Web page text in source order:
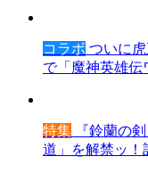
コラボ ついに
で「魔神英雄伝
特集 『鈴蘭の
道」を解禁ッ！